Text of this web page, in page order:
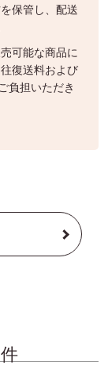
保管し、配送
可能な商品に
復送料および
負担いただき